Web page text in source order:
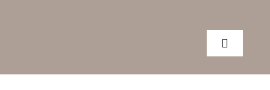
Toggle